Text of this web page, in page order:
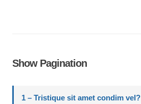
Show Pagination
1 – Tristique sit amet condim vel?